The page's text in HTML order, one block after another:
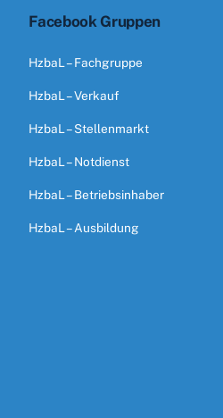
Facebook Gruppen
HzbaL – Fachgruppe
HzbaL – Verkauf
HzbaL – Stellenmarkt
HzbaL – Notdienst
HzbaL – Betriebsinhaber
HzbaL – Ausbildung